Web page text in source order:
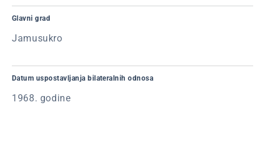
Glavni grad
Jamusukro
Datum uspostavljanja bilateralnih odnosa
1968. godine